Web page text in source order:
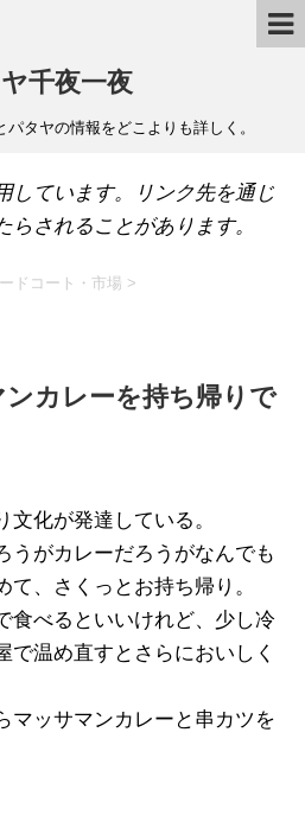
千夜一夜
タヤの情報をどこよりも詳しく。
しています。リンク先を通じ
らされることがあります。
ドコート・市場 >
カレーを持ち帰りで
文化が発達している。
うがカレーだろうがなんでも
て、さくっとお持ち帰り。
食べるといいけれど、少し冷
で温め直すとさらにおいしく
マッサマンカレーと串カツを